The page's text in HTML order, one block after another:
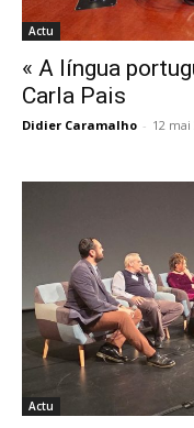
Actu
« A língua
Carla Pais
Didier Caramalho - 12 mai
Actu